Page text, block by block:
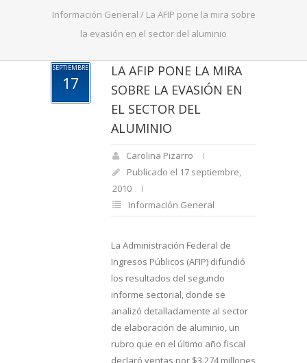
Información General / La AFIP pone la mira sobre
la evasión en el sector del aluminio
SEPTIEMBRE
17
LA AFIP PONE LA MIRA
SOBRE LA EVASIÓN EN
EL SECTOR DEL
ALUMINIO
Carolina Pizarro
Publicado el 17 septiembre,
2010
Información General
La Administración Federal de
Ingresos Públicos (AFIP) difundió
los resultados del segundo
informe sectorial, donde se
analizó detalladamente al sector
de elaboración de aluminio, un
rubro que en el último año fiscal
declaró ventas por $3.274 millones